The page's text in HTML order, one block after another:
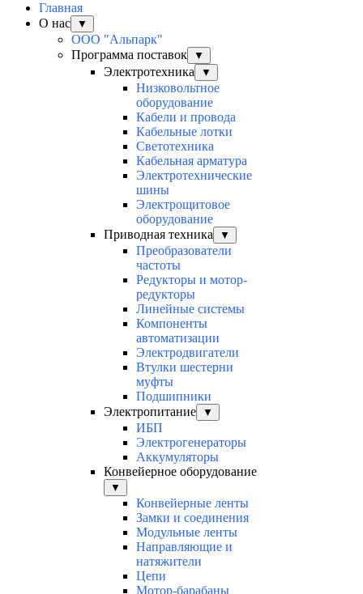
Главная
О нас
▼
ООО "Альпарк"
Программа поставок
▼
Электротехника ▼
Низковольтное
оборудование
Кабели и провода
Кабельные лотки
Светотехника
Кабельная арматура
Электротехнические
шины
Электрощитовое
оборудование
Приводная техника
▼
Преобразователи
частоты
Редукторы и мотор-
редукторы
Линейные системы
Компоненты
автоматизации
Электродвигатели
Втулки шестерни
муфты
Подшипники
Электропитание
▼
ИБП
Электрогенераторы
Аккумуляторы
Конвейерное оборудование
▼
Конвейерные ленты
Замки и соединения
Модульные ленты
Направляющие и
натяжители
Цепи
Мотор-барабаны